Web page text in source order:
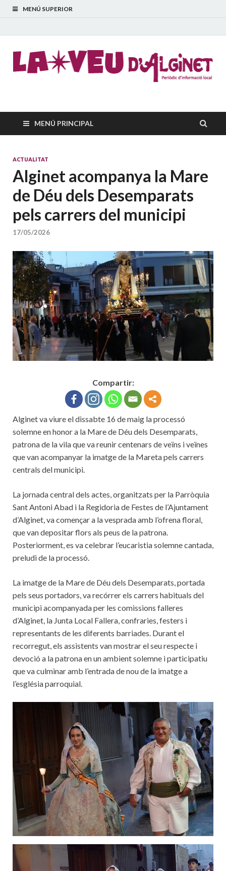
MENÚ SUPERIOR
La Veu d'Alginet
MENÚ PRINCIPAL
ACTUALITAT
Alginet acompanya la Mare
de Déu dels Desemparats
pels carrers del municipi
17/05/2026
Compartir:
Alginet va viure el dissabte 16 de maig la processó
solemne en honor a la Mare de Déu dels Desemparats,
patrona de la vila que va reunir centenars de veïns i veïnes
que van acompanyar la imatge de la Mareta pels carrers
centrals del municipi.
La jornada central dels actes, organitzats per la Parròquia
Sant Antoni Abad i la Regidoria de Festes de l’Ajuntament
d’Alginet, va començar a la vesprada amb l’ofrena floral,
que van depositar flors als peus de la patrona.
Posteriorment, es va celebrar l’eucaristia solemne cantada,
preludi de la processó.
La imatge de la Mare de Déu dels Desemparats, portada
pels seus portadors, va recórrer els carrers habituals del
municipi acompanyada per les comissions falleres
d’Alginet, la Junta Local Fallera, confraries, festers i
representants de les diferents barriades. Durant el
recorregut, els assistents van mostrar el seu respecte i
devoció a la patrona en un ambient solemne i participatiu
que va culminar amb l’entrada de nou de la imatge a
l’església parroquial.